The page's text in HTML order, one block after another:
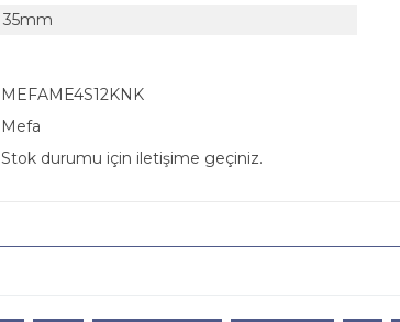
35mm
MEFAME4S12KNK
Mefa
Stok durumu için iletişime geçiniz.